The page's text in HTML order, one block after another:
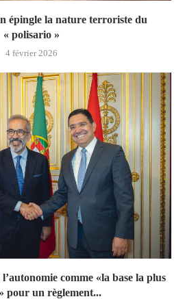
épingle la nature terroriste du
« polisario »
4 février 2026
comme «la base la plus
pour un règlement...